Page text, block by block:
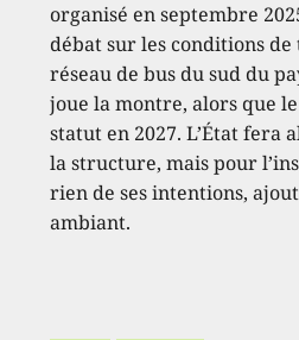
organisé en septembre
débat sur les conditions
réseau de bus du sud du
joue la montre, alors que
statut en 2027. L’État fera
la structure, mais pour
rien de ses intentions,
ambiant.